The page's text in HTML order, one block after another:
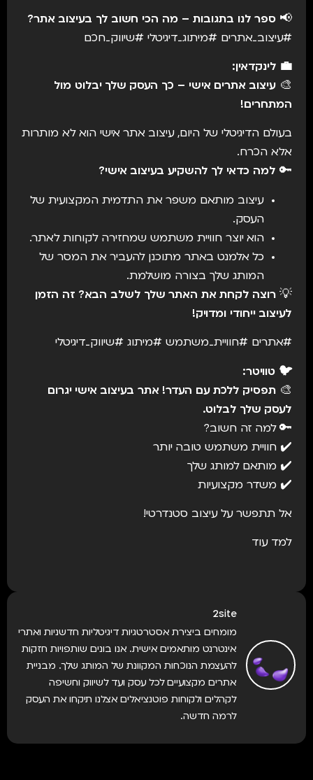
📢 ספר לנו בתגובות – מה הכי חשוב לך בעיצוב אתר?
#עיצוב_אתרים #מיתוג_דיגיטלי #שיווק_חכם
💼 לינקדאין:
🎨 עיצוב אתרים אישי – כך העסק שלך יבלוט מול
המתחרים!
בעולם הדיגיטלי של היום, עיצוב אתר אישי הוא לא מותרות
אלא הכרח.
🔑 למה כדאי לך להשקיע בעיצוב אישי?
עיצוב מותאם משפר את התדמית המקצועית של
העסק.
הוא יוצר חוויית משתמש שמחזירה לקוחות לאתר.
כל אלמנט באתר מתוכנן להעביר את המסר של
המותג שלך בצורה מושלמת.
💡 רוצה לקחת את האתר שלך לשלב הבא? זה הזמן
לעיצוב ייחודי ומדויק!
#אתרים #חוויית_משתמש #מיתוג #שיווק_דיגיטלי
🐦 טוויטר:
🎨 תפסיק ללכת עם העדר! אתר בעיצוב אישי יגרום
לעסק שלך לבלוט.
🔑 למה זה חשוב?
✔️ חוויית משתמש טובה יותר
✔️ מותאם למותג שלך
✔️ משדר מקצועיות
אל תתפשר על עיצוב סטנדרטי!
למד עוד
2site
מומחים ביצירת אסטרטגיות דיגיטליות חדשניות ואתרי
אינטרנט מותאמים אישית. אנו בונים שותפויות חזקות
להעצמת הנוכחות המקוונת של המותג שלך. מבניית
אתרים מקצועיים לכל עסק ועד לשיווק וחשיפה
לקהלים ולקוחות פוטנציאלים אצלנו תיקחו את העסק
לרמה חדשה.